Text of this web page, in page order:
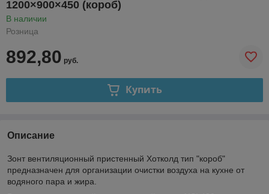
1200×900×450 (короб)
В наличии
Розница
892,80 руб.
Купить
Описание
Зонт вентиляционный пристенный Хотколд тип "короб"
предназначен для организации очистки воздуха на кухне от
водяного пара и жира.